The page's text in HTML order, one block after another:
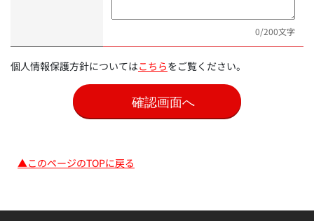
0/200文字
個人情報保護方針についてはこちらをご覧ください。
▲このページのTOPに戻る